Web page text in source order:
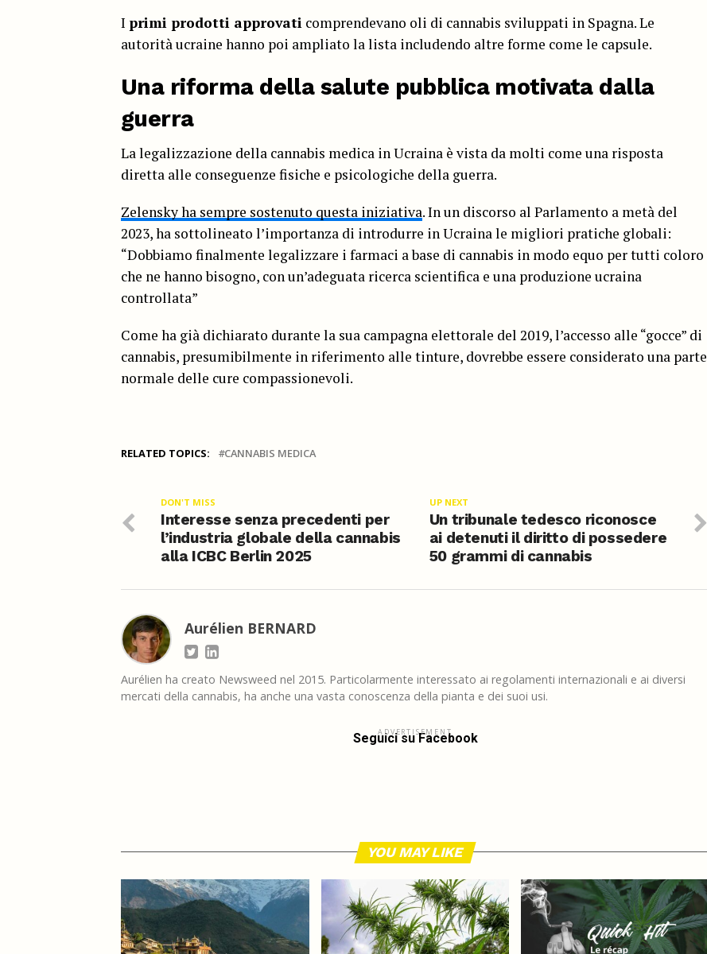
I primi prodotti approvati comprendevano oli di cannabis sviluppati in Spagna. Le
autorità ucraine hanno poi ampliato la lista includendo altre forme come le capsule.
Una riforma della salute pubblica motivata dalla
guerra
La legalizzazione della cannabis medica in Ucraina è vista da molti come una risposta
diretta alle conseguenze fisiche e psicologiche della guerra.
Zelensky ha sempre sostenuto questa iniziativa. In un discorso al Parlamento a metà del
2023, ha sottolineato l’importanza di introdurre in Ucraina le migliori pratiche globali:
“Dobbiamo finalmente legalizzare i farmaci a base di cannabis in modo equo per tutti coloro
che ne hanno bisogno, con un’adeguata ricerca scientifica e una produzione ucraina
controllata”
Come ha già dichiarato durante la sua campagna elettorale del 2019, l’accesso alle “gocce” di
cannabis, presumibilmente in riferimento alle tinture, dovrebbe essere considerato una parte
normale delle cure compassionevoli.
RELATED TOPICS: CANNABIS MEDICA
UP NEXT
Un tribunale tedesco riconosce
ai detenuti il diritto di possedere
50 grammi di cannabis
DON'T MISS
Interesse senza precedenti per
l’industria globale della cannabis
alla ICBC Berlin 2025
Aurélien BERNARD
Aurélien ha creato Newsweed nel 2015. Particolarmente interessato ai regolamenti internazionali e ai diversi
mercati della cannabis, ha anche una vasta conoscenza della pianta e dei suoi usi.
ADVERTISEMENT
Seguici su Facebook
YOU MAY LIKE